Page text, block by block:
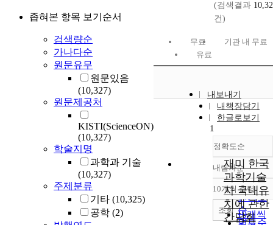
좁혀본 항목 보기순서
검색량순
가나다순
원문유무
원문있음
(10,327)
원문제공처
KISTI(ScienceON)
(10,327)
학술지명
과학과 기술
(10,327)
주제분류
기타 (10,325)
공학 (2)
(검색결과
건)
무료
기관 내 무료
유료
내보내기
내책장담기
한글로보기
정확도순
정확도
순
인기도
순
내림차순
내림차
10개씩 출력
10개씩
조회
1
재미 한국
과학기술
자 국내유
치에 관한
간담회